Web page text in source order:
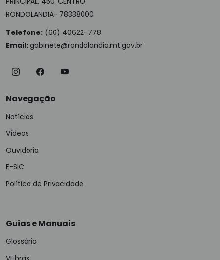
RONDOLANDIA- 78338000
Telefone: (66) 40622-778
Email: gabinete@rondolandia.mt.gov.br
Navegação
Notícias
Vídeos
Ouvidoria
E-SIC
Política de Privacidade
Guias e Manuais
Glossário
VLibras